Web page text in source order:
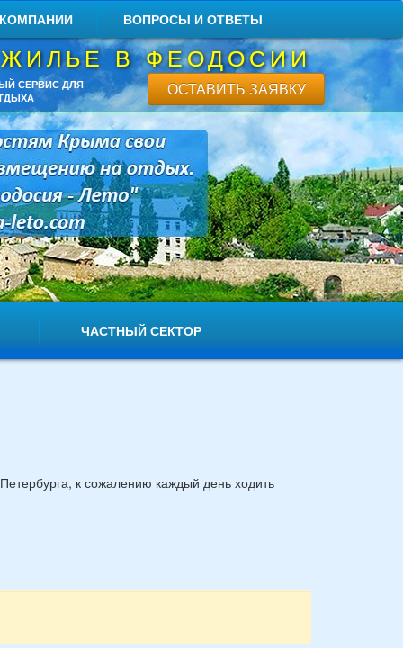
ВОПРОСЫ И ОТВЕТЫ
В ФЕОДОСИИ
СЕРВИС ДЛЯ
ОСТАВИТЬ ЗАЯВКУ
ЧАСТНЫЙ СЕКТОР
к сожалению каждый день ходить